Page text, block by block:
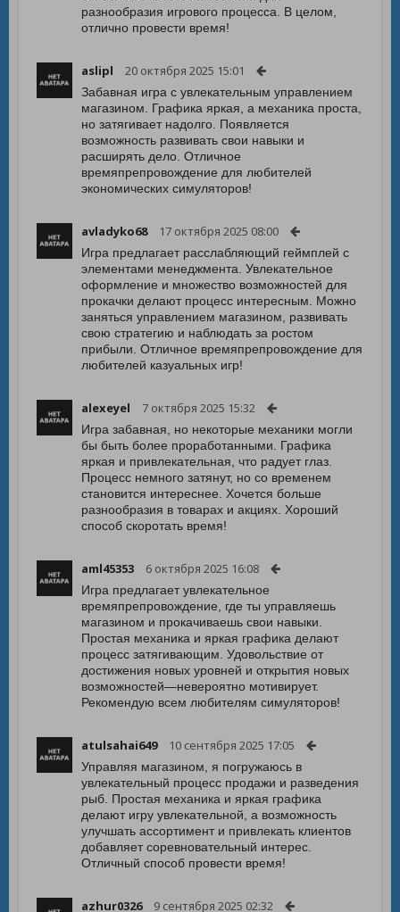
разнообразия игрового процесса. В целом,
отлично провести время!
aslipl 20 октября 2025 15:01
Забавная игра с увлекательным управлением
магазином. Графика яркая, а механика проста,
но затягивает надолго. Появляется
возможность развивать свои навыки и
расширять дело. Отличное
времяпрепровождение для любителей
экономических симуляторов!
avladyko68 17 октября 2025 08:00
Игра предлагает расслабляющий геймплей с
элементами менеджмента. Увлекательное
оформление и множество возможностей для
прокачки делают процесс интересным. Можно
заняться управлением магазином, развивать
свою стратегию и наблюдать за ростом
прибыли. Отличное времяпрепровождение для
любителей казуальных игр!
alexeyel 7 октября 2025 15:32
Игра забавная, но некоторые механики могли
бы быть более проработанными. Графика
яркая и привлекательная, что радует глаз.
Процесс немного затянут, но со временем
становится интереснее. Хочется больше
разнообразия в товарах и акциях. Хороший
способ скоротать время!
aml45353 6 октября 2025 16:08
Игра предлагает увлекательное
времяпрепровождение, где ты управляешь
магазином и прокачиваешь свои навыки.
Простая механика и яркая графика делают
процесс затягивающим. Удовольствие от
достижения новых уровней и открытия новых
возможностей—невероятно мотивирует.
Рекомендую всем любителям симуляторов!
atulsahai649 10 сентября 2025 17:05
Управляя магазином, я погружаюсь в
увлекательный процесс продажи и разведения
рыб. Простая механика и яркая графика
делают игру увлекательной, а возможность
улучшать ассортимент и привлекать клиентов
добавляет соревновательный интерес.
Отличный способ провести время!
azhur0326 9 сентября 2025 02:32